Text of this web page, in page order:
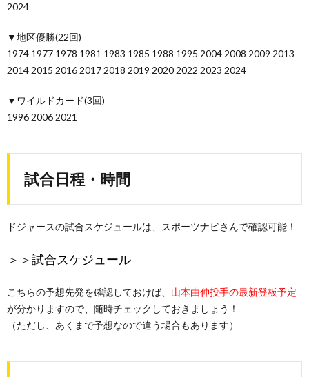
2024
▼地区優勝(22回)
1974 1977 1978 1981 1983 1985 1988 1995 2004 2008 2009 2013
2014 2015 2016 2017 2018 2019 2020 2022 2023 2024
▼ワイルドカード(3回)
1996 2006 2021
試合日程・時間
ドジャースの試合スケジュールは、スポーツナビさんで確認可能！
＞＞試合スケジュール
こちらの予想先発を確認しておけば、 山本由伸投手の最新登板予定
が分かりますので、随時チェックしておきましょう！
（ただし、あくまで予想なので違う場合もあります）